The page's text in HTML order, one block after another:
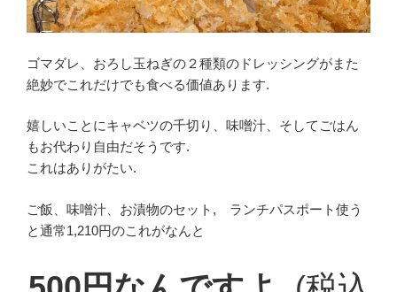
ゴマダレ、おろし玉ねぎの２種類のドレッシングがまた
絶妙でこれだけでも食べる価値あります.
嬉しいことにキャベツの千切り、味噌汁、そしてごはん
もお代わり自由だそうです.
これはありがたい.
ご飯、味噌汁、お漬物のセット, ランチパスポート使う
と通常1,210円のこれがなんと